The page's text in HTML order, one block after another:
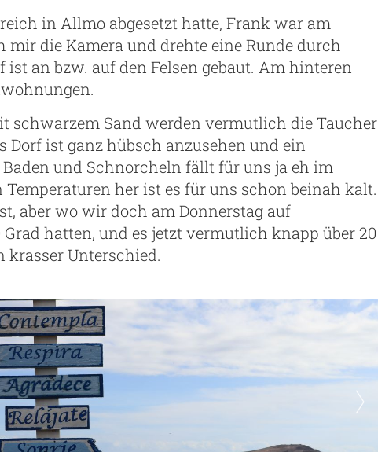
in Allmo abgesetzt hatte, Frank war am
mir die Kamera und drehte eine Runde durch
ist an bzw. auf den Felsen gebaut. Am hinteren
schwarzem Sand werden vermutlich die Taucher
Dorf ist ganz hübsch anzusehen und ein
und Schnorcheln fällt für uns ja eh im
her ist es für uns schon beinah kalt.
aber wo wir doch am Donnerstag auf
hatten, und es jetzt vermutlich knapp über 20
krasser Unterschied.